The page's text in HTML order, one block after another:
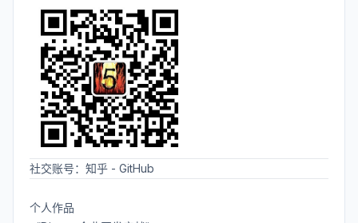
社交账号： 知乎 - GitHub
个人作品